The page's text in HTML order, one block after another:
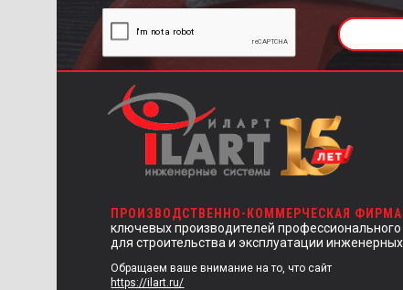
ПРОИЗВОДСТВЕННО-КОММЕРЧЕСКАЯ
ключевых производителей
для строительства и эксплуатации инженерных
Обращаем ваше внимание на то, что сайт
https://ilart.ru/